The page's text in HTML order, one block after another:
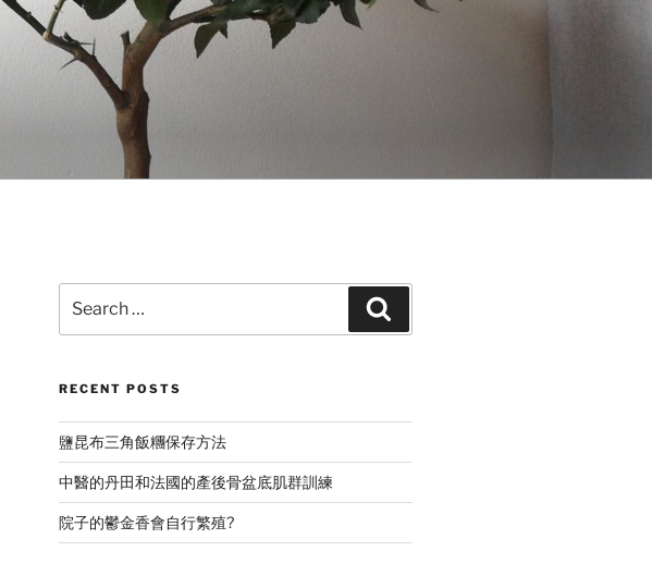
for:
RECENT POSTS
鹽昆布三角飯糰保存方法
中醫的丹田和法國的產後骨盆底肌群訓練
院子的鬱金香會自行繁殖?